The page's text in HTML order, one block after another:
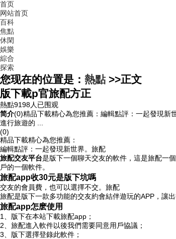
首页
网站首页
百科
焦點
休閑
娛樂
綜合
探索
您现在的位置是： 熱點>>正文
版下載p官旅配方正
熱點9198人已围观
简介(0)精品下載精心為您推薦：編輯點評：一起發現新
進行旅遊的 ...
(0)
精品下載精心為您推薦：
編輯點評：一起發現新世界。旅配
旅配交友平台是版下一個聊天交友的軟件，這是旅配一
戶的一個軟件。
旅配app收30元是版下坑嗎
交友的會員費，也可以選擇不交。旅配
旅配是版下一款多功能的交友約會結伴遊玩的APP，讓
旅配app怎麽使用
1、版下在本站下載旅配app；
2、旅配進入軟件以後我們需要同意用戶協議；
3、版下選擇登錄此軟件；